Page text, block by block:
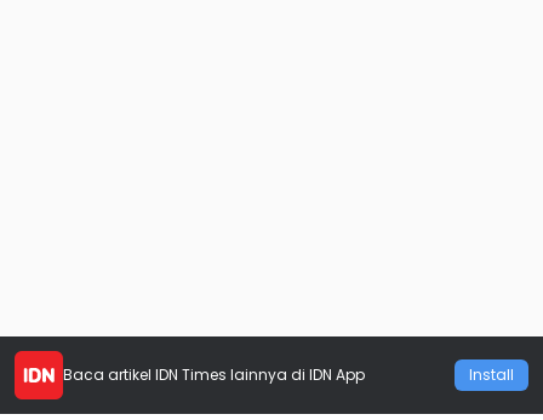
Baca artikel IDN Times lainnya di IDN App Install